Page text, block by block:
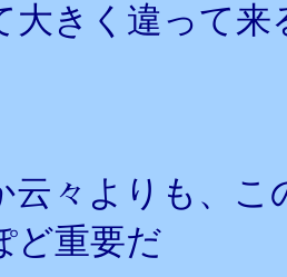
大きく違って
云々よりも、
ど重要だ